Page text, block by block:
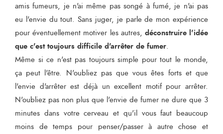
amis fumeurs, je n'ai même pas songé à fumé, je n'ai pas
eu l'envie du tout. Sans juger, je parle de mon expérience
pour éventuellement motiver les autres, déconstruire l'idée
que c'est toujours difficile d'arrêter de fumer.
Même si ce n'est pas toujours simple pour tout le monde,
ça peut l'être. N'oubliez pas que vous êtes forts et que
l'envie d'arrêter est déjà un excellent motif pour arrêter.
N'oubliez pas non plus que l'envie de fumer ne dure que 3
minutes dans votre cerveau et qu'il vous faut beaucoup
moins de temps pour penser/passer à autre chose et